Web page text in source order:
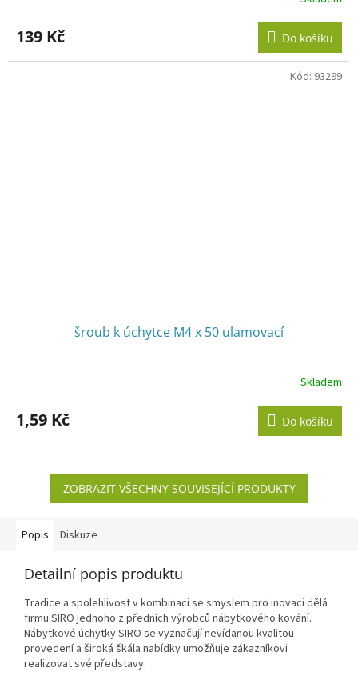
produktu
je
3,0
139 Kč Do košíku
šroub k úchytce M4 x 50 ulamovací
Skladem
1,59 Kč Do košíku
Kód: 93299
ZOBRAZIT VŠECHNY SOUVISEJÍCÍ PRODUKTY
Popis Diskuze
Detailní popis produktu
Tradice a spolehlivost v kombinaci se smyslem pro inovaci dělá
firmu SIRO jednoho z předních výrobců nábytkového kování.
Nábytkové úchytky SIRO se vyznačují nevídanou kvalitou
provedení a široká škála nabídky umožňuje zákazníkovi
realizovat své představy.